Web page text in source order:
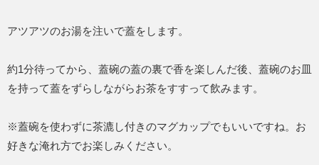
アツアツのお湯を注いで蓋をします。
約1分待ってから、蓋碗の蓋の裏で香を楽しんだ後、蓋碗のお皿
を持って蓋をずらしながらお茶をすすって飲みます。
※蓋碗を使わずに茶漉し付きのマグカップでもいいですね。お
好きな淹れ方でお楽しみください。